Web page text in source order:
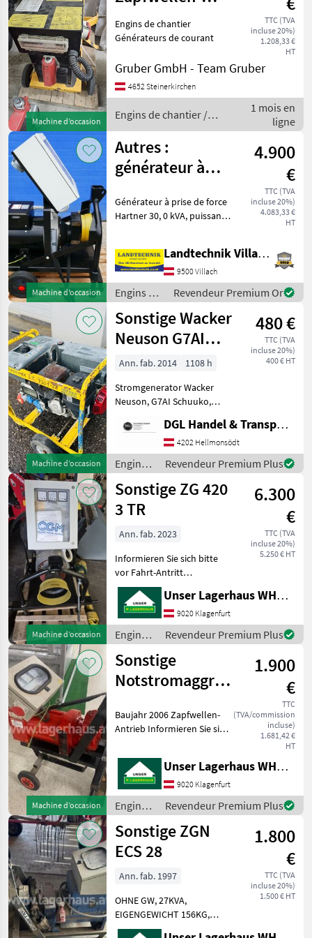
Machine d’occasion
Notstromaggregat
TTC (TVA
incluse 20%)
1.208,33 €
HT
Engins de chantier
Générateurs de courant
Gruber GmbH - Team Gruber
4652 Steinerkirchen
Engins de chantier /
Sonstige
1 mois en
ligne
Machine d’occasion
Autres :
générateur à
Hartner 30 kVA
4.900
€
TTC (TVA
incluse 20%)
4.083,33 €
HT
Générateur à prise de force
Hartner 30, 0 kVA, puissance
vitesse de rotation lente : 1
500 tours par minute, avec r
Landtechnik Villach GmbH
9500 Villach
Engins de
chantier /
Sonstige
Revendeur Premium Or
Machine d’occasion
Sonstige Wacker
Neuson G7AI
Schuuko
480 €
TTC (TVA
incluse 20%)
400 € HT
Ann. fab. 2014
1108 h
Stromgenerator Wacker
Neuson, G7AI Schuuko,
Benzin, 1.108 Stunden, 8.5
KVA. Preis: € 480, - inkl.
Mwst. Engins de chantier
Générateu
DGL Handel & Transporte
4202 Hellmonsödt
Engins
de
chantier
/
Sonstige
Revendeur Premium Plus
Machine d’occasion
Sonstige ZG 420
3 TR
6.300
€
TTC (TVA
incluse 20%)
5.250 € HT
Ann. fab. 2023
Informieren Sie sich bitte
vor Fahrt-Antritt
telefonisch, ob die von
Ihnen angefragte Maschine
aktuell bei uns am Lager
steht. Wir inserieren auch
Maschinen, die sic
Unser Lagerhaus WHG, Kärnten, Klagenfurt
9020 Klagenfurt
Engins
de
chantier
/
Sonstige
Revendeur Premium Plus
Machine d’occasion
Sonstige
Notstromaggregat
1.900
€
TTC
(TVA/commission
incluse)
1.681,42 €
HT
Baujahr 2006 Zapfwellen-
Antrieb Informieren Sie sich
telefonisch, ob die von
Ihnen angefragte Maschine
aktuell bei uns am Lager
steht. Wir
Unser Lagerhaus WHG, Kärnten, Klagenfurt
9020 Klagenfurt
Engins
de
chantier
/
Sonstige
Revendeur Premium Plus
Sonstige ZGN
ECS 28
1.800
€
TTC (TVA
incluse 20%)
1.500 € HT
Ann. fab. 1997
OHNE GW, 27KVA,
EIGENGEWICHT 156KG,
DREIPUNKT - ANBAU;